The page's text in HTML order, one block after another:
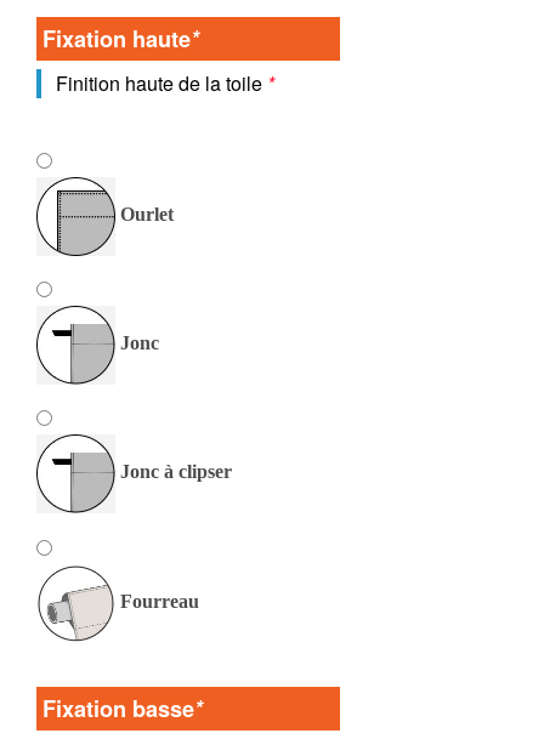
Fixation haute*
Finition haute de la toile *
Ourlet
Jonc
Jonc à clipser
Fourreau
Fixation basse*